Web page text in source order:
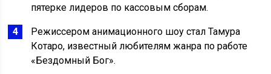
пятерке лидеров по кассовым сборам.
Режиссером анимационного шоу стал Тамура
Котаро, известный любителям жанра по работе
«Бездомный Бог».